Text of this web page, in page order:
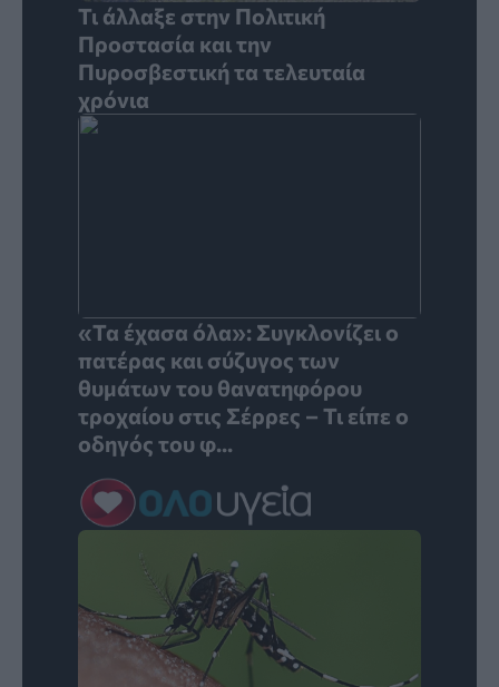
Τι άλλαξε στην Πολιτική
Προστασία και την
Πυροσβεστική τα τελευταία
χρόνια
«Τα έχασα όλα»: Συγκλονίζει ο
πατέρας και σύζυγος των
θυμάτων του θανατηφόρου
τροχαίου στις Σέρρες – Τι είπε ο
οδηγός του φ...